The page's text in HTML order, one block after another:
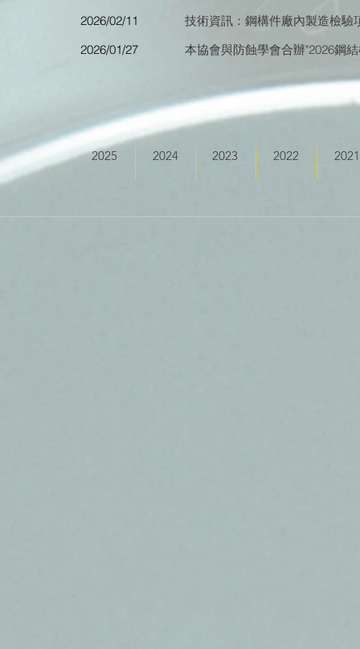
2026/02/11
2026/01/27
技術資訊：鋼構件廠內製造檢驗
本協會與防蝕學會合辦"2026鋼
2025 2024 2023 2022 2021